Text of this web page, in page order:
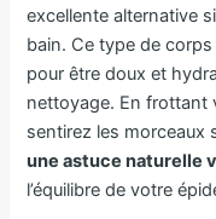
excellente alternative
bain. Ce type de
pour être doux et
nettoyage. En frottant
sentirez les morceaux
une astuce naturelle
l’équilibre de votre